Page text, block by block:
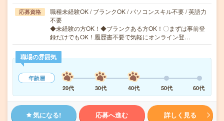
応募資格
職種未経験OK / ブランクOK / パソコンスキル不要 / 英語力
不要
◆未経験の方OK！◆ブランクある方OK！〇まずは事前登
録だけでもOK！履歴書不要で気軽にオンライン登…
職場の雰囲気
年齢層
20代
30代 40代 50代 60代
気になる! 応募へ進む 詳しく見る